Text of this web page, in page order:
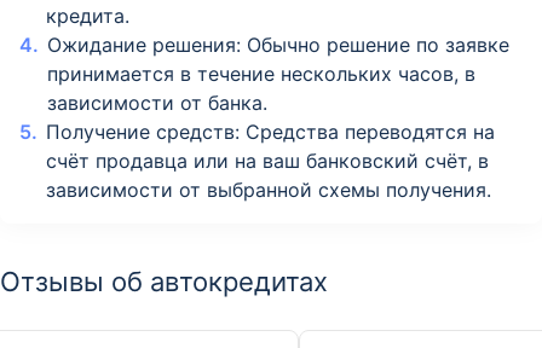
кредита.
Ожидание решения: Обычно решение по заявке
принимается в течение нескольких часов, в
зависимости от банка.
Получение средств: Средства переводятся на
счёт продавца или на ваш банковский счёт, в
зависимости от выбранной схемы получения.
Отзывы об автокредитах